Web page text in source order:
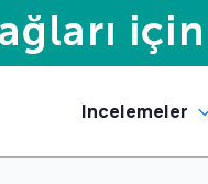
Incelemeler